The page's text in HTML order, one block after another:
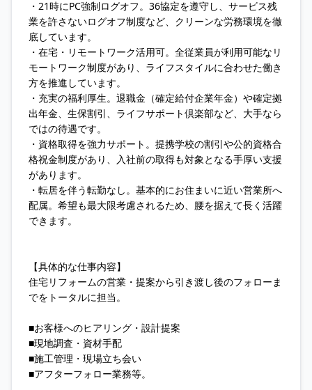
・21時にPC強制ログオフ。36協定を遵守し、サービス残
業を許さないログオフ制度など、クリーンな労務環境を徹
底しています。
・在宅・リモートワーク活用可。全従業員が利用可能なリ
モートワーク制度があり、ライフスタイルに合わせた働き
方を推進しています。
・充実の福利厚生。退職金（確定給付企業年金）や確定拠
出年金、生保割引、ライフサポート倶楽部など、大手なら
ではの待遇です。
・資格取得を強力サポート。提携学校の割引や公的資格合
格祝金制度があり、入社前の取得も対象となる手厚い支援
があります。
・転居を伴う転勤なし。基本的にお住まいに近い営業所へ
配属。希望も最大限考慮されるため、腰を据えて長く活躍
できます。
【具体的な仕事内容】
住宅リフォームの営業・提案から引き渡し後のフォローま
でをトータルに担当。
■お客様へのヒアリング・設計提案
■現地調査・資材手配
■施工管理・現場立ち会い
■アフターフォロー業務等。